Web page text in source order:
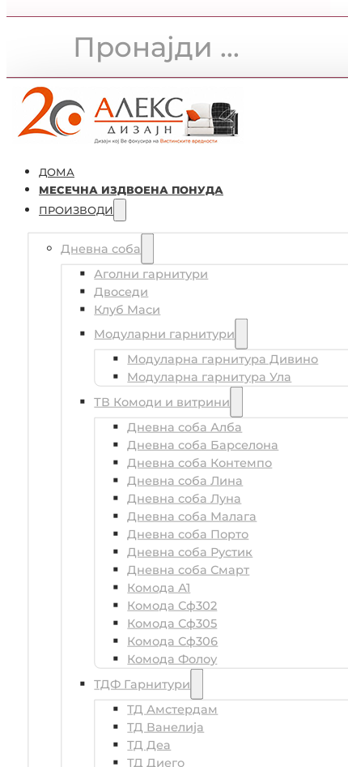
ДОМА
МЕСЕЧНА ИЗДВОЕНА ПОНУДА
ПРОИЗВОДИ
Дневна соба
Аголни гарнитури
Двоседи
Клуб Маси
Модуларни гарнитури
Модуларна гарнитура Дивино
Модуларна гарнитура Ула
ТВ Комоди и витрини
Дневна соба Алба
Дневна соба Барселона
Дневна соба Контемпо
Дневна соба Лина
Дневна соба Луна
Дневна соба Малага
Дневна соба Порто
Дневна соба Рустик
Дневна соба Смарт
Комода А1
Комода Сф302
Комода Сф305
Комода Сф306
Комода Фолоу
ТДФ Гарнитури
ТД Амстердам
ТД Ванелија
ТД Деа
ТД Диего